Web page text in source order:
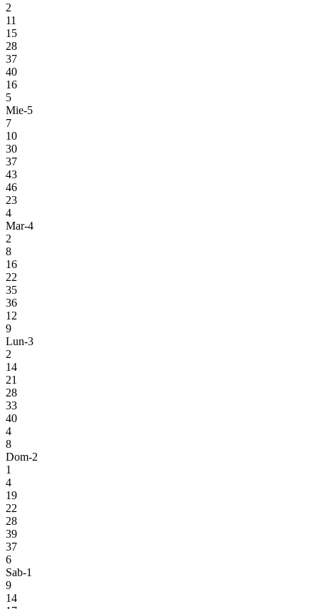
2
11
15
28
37
40
16
5
Mie-5
7
10
30
37
43
46
23
4
Mar-4
2
8
16
22
35
36
12
9
Lun-3
2
14
21
28
33
40
4
8
Dom-2
1
4
19
22
28
39
37
6
Sab-1
9
14